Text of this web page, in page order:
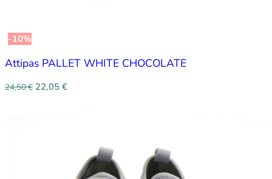
-10%
Attipas PALLET WHITE CHOCOLATE
24,50€ 22,05 €